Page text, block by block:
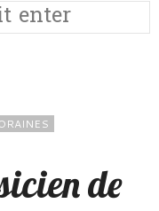
de